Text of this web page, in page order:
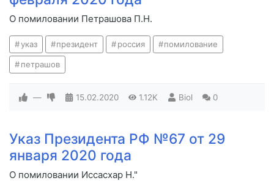
О помиловании Петрашова П.Н.
указ президент россия помилование
петрашов
— 15.02.2020 1.12K Biol 0
Указ Президента РФ №67 от 29
января 2020 года
О помиловании Иссасхар Н."